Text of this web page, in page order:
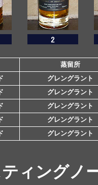
蒸留所
グレングラント
グレングラント
グレングラント
グレングラント
グレングラント
ィングノ